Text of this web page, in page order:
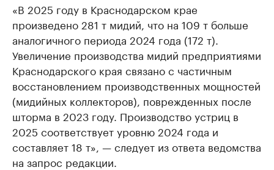
«В 2025 году в Краснодарском крае
произведено 281 т мидий, что на 109 т больше
аналогичного периода 2024 года (172 т).
Увеличение производства мидий предприятиями
Краснодарского края связано с частичным
восстановлением производственных мощностей
(мидийных коллекторов), поврежденных после
шторма в 2023 году. Производство устриц в
2025 соответствует уровню 2024 года и
составляет 18 т», — следует из ответа ведомства
на запрос редакции.